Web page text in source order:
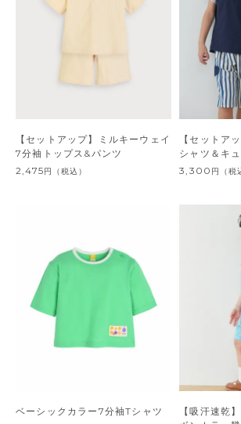
【セットアップ】ミルキーウェイ
7分袖トップス&パンツ
2,475円 （税込）
【セットア
シャツ＆キ
3,300 円 （税
ベーシックカラー7分袖Tシャツ
【吸汗速乾